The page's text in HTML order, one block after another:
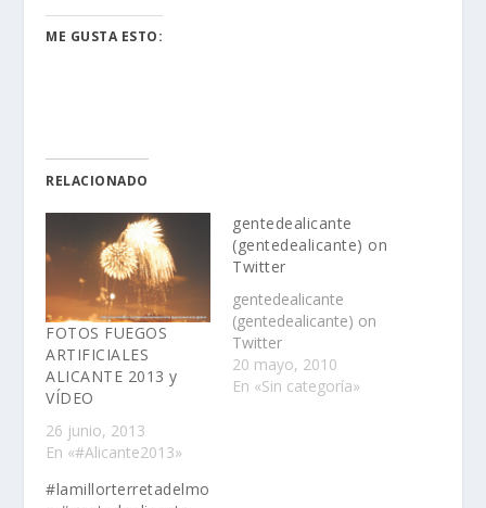
ME GUSTA ESTO:
RELACIONADO
FOTOS FUEGOS
ARTIFICIALES
ALICANTE 2013 y
VÍDEO
26 junio, 2013
En «#Alicante2013»
gentedealicante
(gentedealicante) on
Twitter
gentedealicante
(gentedealicante) on
Twitter
20 mayo, 2010
En «Sin categoría»
#lamillorterretadelmo